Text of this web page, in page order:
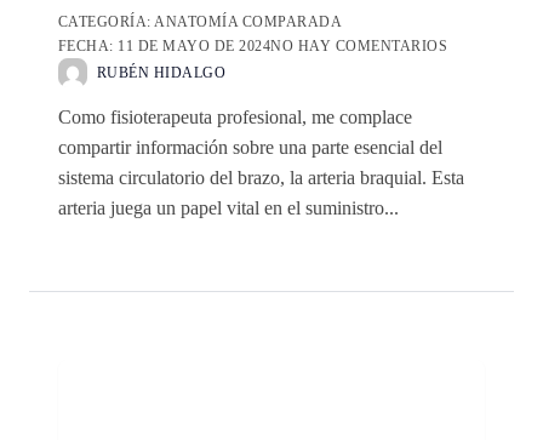
CATEGORÍA:ANATOMÍA COMPARADA
FECHA: 11 DE MAYO DE 2024NO HAY COMENTARIOS
RUBÉN HIDALGO
Como fisioterapeuta profesional, me complace
compartir información sobre una parte esencial del
sistema circulatorio del brazo, la arteria braquial. Esta
arteria juega un papel vital en el suministro...